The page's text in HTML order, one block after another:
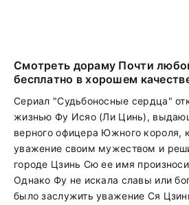
Смотреть дораму Почти
бесплатно в хорошем
Сериал "Судьбоносные сердца"
жизнью Фу Исяо (Ли Цинь),
верного офицера Южного короля,
уважение своим мужеством и
городе Цзинь Сю ее имя
Однако Фу не искала славы или
было заслужить уважение Ся